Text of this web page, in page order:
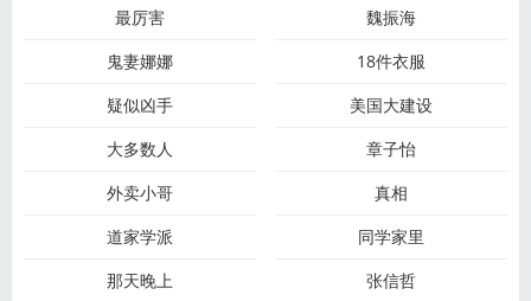
最厉害
魏振海
​鬼妻娜娜
18件衣服
疑似凶手
美国大建设
大多数人
章子怡
外卖小哥
真相
道家学派
同学家里
那天晚上
张信哲